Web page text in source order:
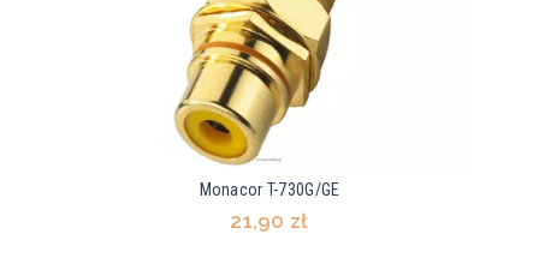
Monacor T-730G/GE
21,90 zł